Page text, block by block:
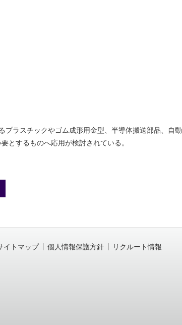
ラスチックやゴム成形用金型、半導体搬送部品、自動
とするものへ応用が検討されている。
イトマップ 個人情報保護方針 リクルート情報